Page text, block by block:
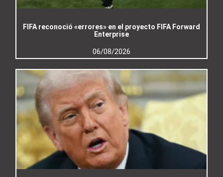
FIFA reconoció «errores» en el proyecto FIFA Forward
Enterprise
06/08/2026